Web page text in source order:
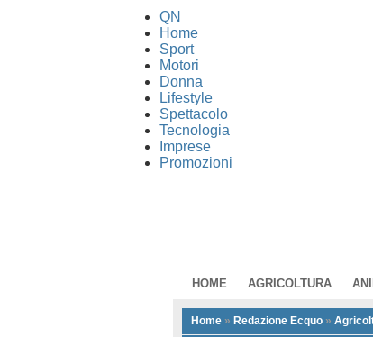
QN
Home
Sport
Motori
Donna
Lifestyle
Spettacolo
Tecnologia
Imprese
Promozioni
HOME AGRICOLTURA
Home » Redazione Ecquo »